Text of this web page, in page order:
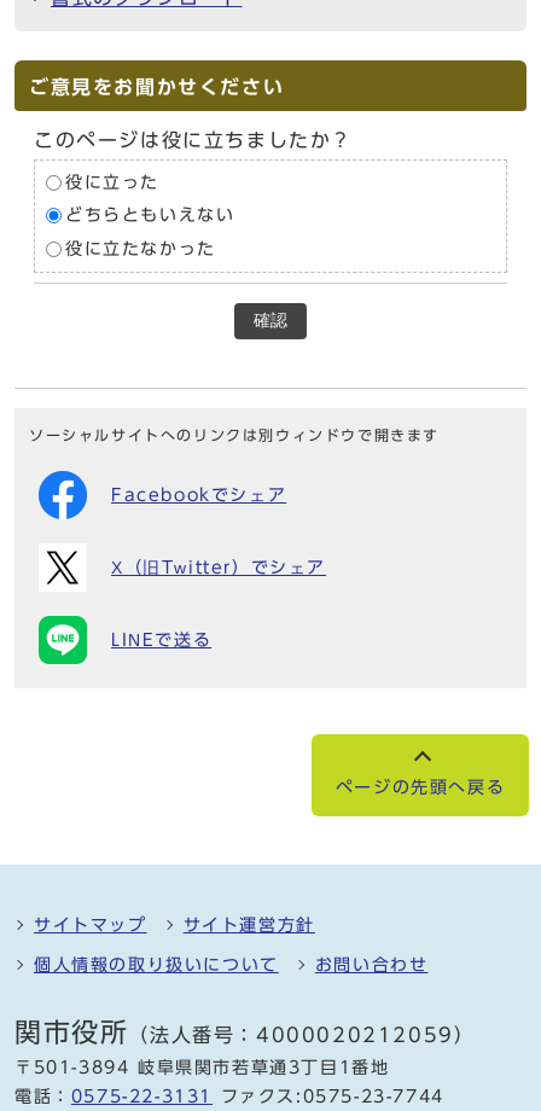
ご意見をお聞かせください
このページは役に立ちましたか？
役に立った
どちらともいえない
役に立たなかった
確認
ソーシャルサイトへのリンクは別ウィンドウで開きます
Facebookでシェア
X（旧Twitter）でシェア
LINEで送る
ページの先頭へ戻る
サイトマップ サイト運営方針
個人情報の取り扱いについて お問い合わせ
関市役所 （法人番号：4000020212059）
〒501-3894 岐阜県関市若草通3丁目1番地
電話： 0575-22-3131
ファクス:0575-23-7744